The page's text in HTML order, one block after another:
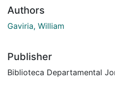
Authors
Gaviria, William
Publisher
Biblioteca Departamental